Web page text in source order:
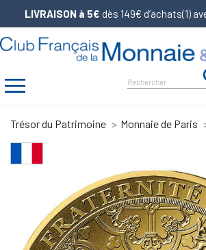
LIVRAISON à 5€ dès 149€ d’achats(1)
Trésor du Patrimoine Monnaie de Paris